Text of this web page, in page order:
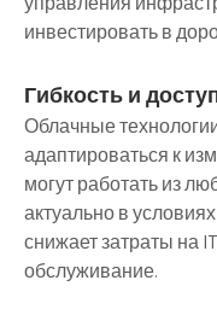
инвестировать в
Гибкость и
Облачные
адаптироваться к
могут работать из
актуально в
снижает затраты на
обслуживание.